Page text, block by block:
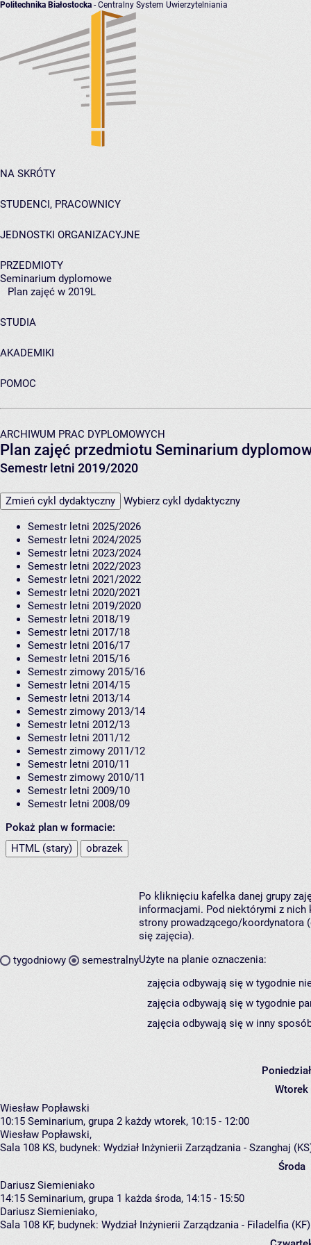
Politechnika Białostocka - Centralny System Uwierzytelniania
NA SKRÓTY
STUDENCI, PRACOWNICY
JEDNOSTKI ORGANIZACYJNE
PRZEDMIOTY
Seminarium dyplomowe
Plan zajęć w 2019L
STUDIA
AKADEMIKI
POMOC
ARCHIWUM PRAC DYPLOMOWYCH
Plan zajęć przedmiotu Seminarium
Semestr letni 2019/2020
Zmień cykl dydaktyczny Wybierz cykl dydaktyczny
Semestr letni 2025/2026
Semestr letni 2024/2025
Semestr letni 2023/2024
Semestr letni 2022/2023
Semestr letni 2021/2022
Semestr letni 2020/2021
Semestr letni 2019/2020
Semestr letni 2018/19
Semestr letni 2017/18
Semestr letni 2016/17
Semestr letni 2015/16
Semestr zimowy 2015/16
Semestr letni 2014/15
Semestr letni 2013/14
Semestr zimowy 2013/14
Semestr letni 2012/13
Semestr letni 2011/12
Semestr zimowy 2011/12
Semestr letni 2010/11
Semestr zimowy 2010/11
Semestr letni 2009/10
Semestr letni 2008/09
Pokaż plan w formacie:
HTML (stary)
obrazek
tygodniowy semestralny
Po kliknięciu kafelka danej grupy
informacjami. Pod niektórymi z nich
strony prowadzącego/koordynatora
się zajęcia).
Użyte na planie oznaczenia:
zajęcia odbywają się w tygodnie
zajęcia odbywają się w tygodnie
zajęcia odbywają się w inny
Wtorek
Wiesław Popławski
10:15 Seminarium, grupa 2 każdy wtorek, 10:15 - 12:00
Wiesław Popławski,
Sala 108 KS, budynek: Wydział Inżynierii Zarządzania - Szanghaj
Środa
Dariusz Siemieniako
14:15 Seminarium, grupa 1 każda środa, 14:15 - 15:50
Dariusz Siemieniako,
Sala 108 KF, budynek: Wydział Inżynierii Zarządzania - Filadelfia